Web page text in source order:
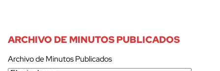
ARCHIVO DE MINUTOS PUBLICADOS
Archivo de Minutos Publicados